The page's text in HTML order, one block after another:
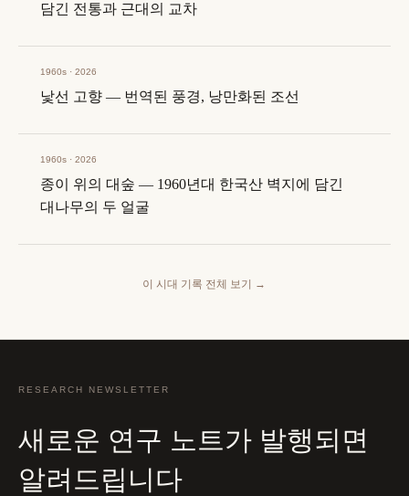
담긴 전통과 근대의 교차
1960s · 2026
낯선 고향 — 번역된 풍경, 낭만화된 조선
1960s · 2026
종이 위의 대숲 — 1960년대 한국산 벽지에 담긴
대나무의 두 얼굴
이 시대 기록 전체 보기 →
RESEARCH NEWSLETTER
새로운 연구 노트가 발행되면
알려드립니다